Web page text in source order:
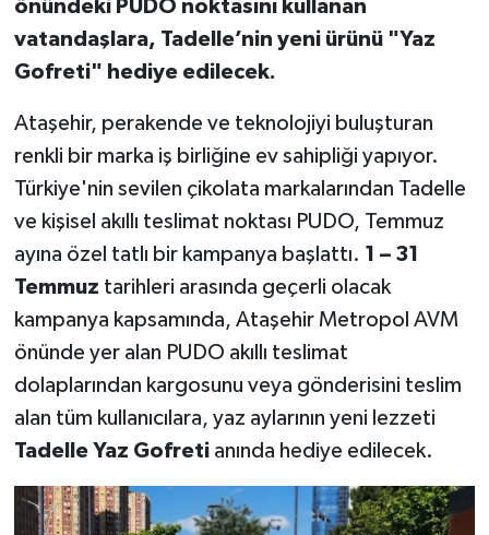
önündeki PUDO noktasını kullanan
vatandaşlara, Tadelle’nin yeni ürünü "Yaz
Gofreti" hediye edilecek.
Ataşehir, perakende ve teknolojiyi buluşturan
renkli bir marka iş birliğine ev sahipliği yapıyor.
Türkiye'nin sevilen çikolata markalarından Tadelle
ve kişisel akıllı teslimat noktası PUDO, Temmuz
ayına özel tatlı bir kampanya başlattı. 1 – 31
Temmuz tarihleri arasında geçerli olacak
kampanya kapsamında, Ataşehir Metropol AVM
önünde yer alan PUDO akıllı teslimat
dolaplarından kargosunu veya gönderisini teslim
alan tüm kullanıcılara, yaz aylarının yeni lezzeti
Tadelle Yaz Gofretianında hediye edilecek.